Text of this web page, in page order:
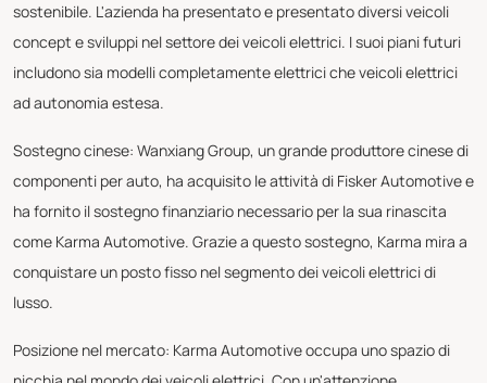
sostenibile. L'azienda ha presentato e presentato diversi veicoli
concept e sviluppi nel settore dei veicoli elettrici. I suoi piani futuri
includono sia modelli completamente elettrici che veicoli elettrici
ad autonomia estesa.
Sostegno cinese: Wanxiang Group, un grande produttore cinese di
componenti per auto, ha acquisito le attività di Fisker Automotive e
ha fornito il sostegno finanziario necessario per la sua rinascita
come Karma Automotive. Grazie a questo sostegno, Karma mira a
conquistare un posto fisso nel segmento dei veicoli elettrici di
lusso.
Posizione nel mercato: Karma Automotive occupa uno spazio di